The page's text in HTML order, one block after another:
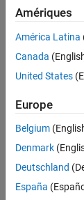
Amériques
América Latina
Canada
United States
Europe
Belgium
Denmark
Deutschland
España
Lutte anti-
© 1994-